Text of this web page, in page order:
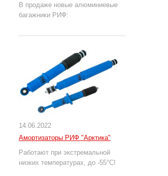
В продаже новые алюминиевые
багажники РИФ:
14.06.2022
Амортизаторы РИФ "Арктика"
Работают при экстремальной
низких температурах, до -55°С!